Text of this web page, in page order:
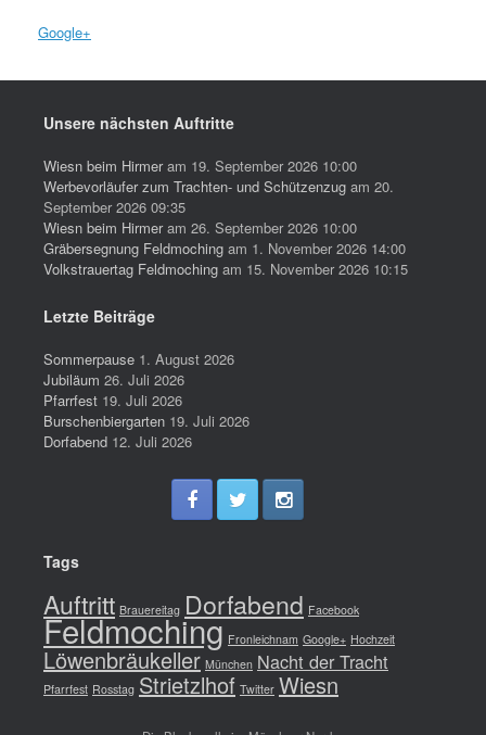
Google+
Unsere nächsten Auftritte
Wiesn beim Hirmeram 19. September 2026 10:00
Werbevorläufer zum Trachten- und Schützenzug am 20.
September 2026 09:35
Wiesn beim Hirmeram 26. September 2026 10:00
Gräbersegnung Feldmoching am 1. November 2026 14:00
Volkstrauertag Feldmoching am 15. November 2026 10:15
Letzte Beiträge
Sommerpause 1. August 2026
Jubiläum 26. Juli 2026
Pfarrfest 19. Juli 2026
Burschenbiergarten 19. Juli 2026
Dorfabend 12. Juli 2026
Tags
Auftritt Brauereitag Dorfabend Facebook
Feldmoching Fronleichnam Google+ Hochzeit
Löwenbräukeller München Nacht der Tracht
Pfarrfest Rosstag Strietzlhof Twitter Wiesn